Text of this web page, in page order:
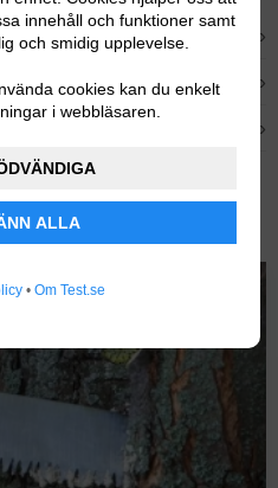
innehåll och funktioner samt
och smidig upplevelse.
cookies kan du enkelt
i webbläsaren.
ALLA
• Om Test.se
M25 ›
Mini ›
›